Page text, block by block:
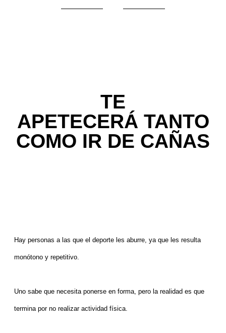
TE
APETECERÁ TANTO
COMO IR DE CAÑAS
Hay personas a las que el deporte les aburre, ya que les resulta
monótono y repetitivo.
Uno sabe que necesita ponerse en forma, pero la realidad es que
termina por no realizar actividad física.